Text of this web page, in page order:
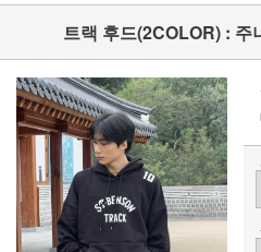
트랙 후드(2COLOR) : 주